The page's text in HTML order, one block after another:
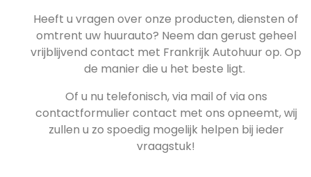
Heeft u vragen over onze producten, diensten of
omtrent uw huurauto? Neem dan gerust geheel
vrijblijvend contact met Frankrijk Autohuur op. Op
de manier die u het beste ligt.
Of u nu telefonisch, via mail of via ons
contactformulier contact met ons opneemt, wij
zullen u zo spoedig mogelijk helpen bij ieder
vraagstuk!